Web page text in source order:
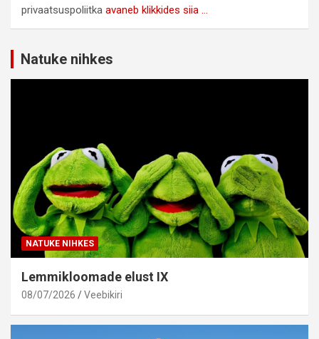
privaatsuspoliitka avaneb klikkides siia ...
Natuke nihkes
NATUKE NIHKES
Lemmikloomade elust IX
08/07/2026 Veebikiri